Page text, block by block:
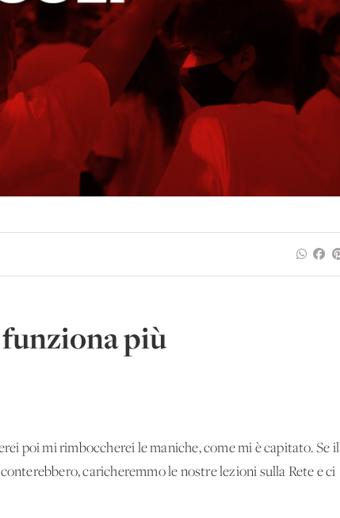
più
poi mi rimboccherei le maniche, come mi è capitato. Se il
caricheremmo le nostre lezioni sulla Rete e ci